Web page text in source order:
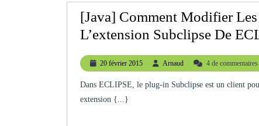
[Java] Comment Modifier
L’extension Subclipse De
20 février 2015
20
février
2015
Arnaud Arnaud4 de commentaires
Dans ECLIPSE, le plug-in Subclipse est un client pour SVN (un gestionnaire de version). Le problème, c’est que cette
extension {...}